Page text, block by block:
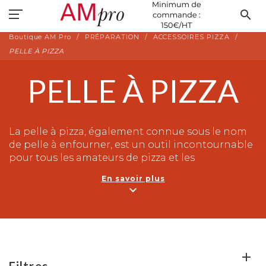
search
Boutique AM Pro PRÉPARATION
ACCESSOIRES PIZZA
PELLE À PIZZA
PELLE À PIZZA
La pelle à pizza, également connue sous le nom
de pelle à enfourner, est un outil incontournable
pour tous les amateurs de pizza et les
plat et long, fabriqué en bois ou en acier
En savoir plus
expand_more